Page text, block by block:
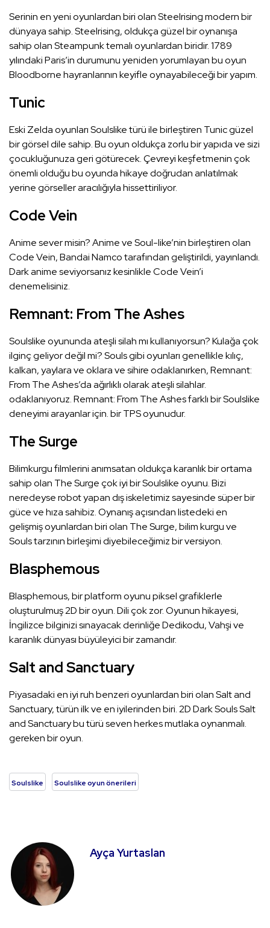
Serinin en yeni oyunlardan biri olan Steelrising modern bir
dünyaya sahip. Steelrising, oldukça güzel bir oynanışa
sahip olan Steampunk temalı oyunlardan biridir. 1789
yılındaki Paris’in durumunu yeniden yorumlayan bu oyun
Bloodborne hayranlarının keyifle oynayabileceği bir yapım.
Tunic
Eski Zelda oyunları Soulslike türü ile birleştiren Tunic güzel
bir görsel dile sahip. Bu oyun oldukça zorlu bir yapıda ve sizi
çocukluğunuza geri götürecek. Çevreyi keşfetmenin çok
önemli olduğu bu oyunda hikaye doğrudan anlatılmak
yerine görseller aracılığıyla hissettiriliyor.
Code Vein
Anime sever misin? Anime ve Soul-like’nin birleştiren olan
Code Vein, Bandai Namco tarafından geliştirildi, yayınlandı.
Dark anime seviyorsanız kesinlikle Code Vein’i
denemelisiniz.
Remnant: From The Ashes
Soulslike oyununda ateşli silah mı kullanıyorsun? Kulağa çok
ilginç geliyor değil mi? Souls gibi oyunları genellikle kılıç,
kalkan, yaylara ve oklara ve sihire odaklanırken, Remnant:
From The Ashes’da ağırlıklı olarak ateşli silahlar.
odaklanıyoruz. Remnant: From The Ashes farklı bir Soulslike
deneyimi arayanlar için. bir TPS oyunudur.
The Surge
Bilimkurgu filmlerini anımsatan oldukça karanlık bir ortama
sahip olan The Surge çok iyi bir Soulslike oyunu. Bizi
neredeyse robot yapan dış iskeletimiz sayesinde süper bir
güce ve hıza sahibiz. Oynanış açısından listedeki en
gelişmiş oyunlardan biri olan The Surge, bilim kurgu ve
Souls tarzının birleşimi diyebileceğimiz bir versiyon.
Blasphemous
Blasphemous, bir platform oyunu piksel grafiklerle
oluşturulmuş 2D bir oyun. Dili çok zor. Oyunun hikayesi,
İngilizce bilginizi sınayacak derinliğe Dedikodu, Vahşi ve
karanlık dünyası büyüleyici bir zamandır.
Salt and Sanctuary
Piyasadaki en iyi ruh benzeri oyunlardan biri olan Salt and
Sanctuary, türün ilk ve en iyilerinden biri. 2D Dark Souls Salt
and Sanctuary bu türü seven herkes mutlaka oynanmalı.
gereken bir oyun.
Soulslike Soulslike oyun önerileri
Ayça Yurtaslan